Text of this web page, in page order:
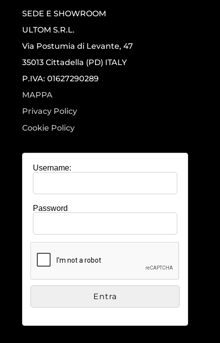
SEDE E SHOWROOM
ULTOM S.R.L.
Via Postumia di Levante, 47
35013 Cittadella (PD) ITALY
P.IVA: 01627290289
MAPPA
Privacy Policy
Cookie Policy
Username:
Password